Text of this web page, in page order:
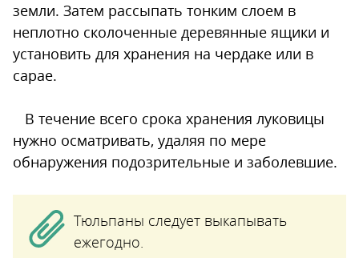
земли. Затем рассыпать тонким слоем в
неплотно сколоченные деревянные ящики и
установить для хранения на чердаке или в
сарае.
В течение всего срока хранения луковицы
нужно осматривать, удаляя по мере
обнаружения подозрительные и заболевшие.
Тюльпаны следует выкапывать
ежегодно.